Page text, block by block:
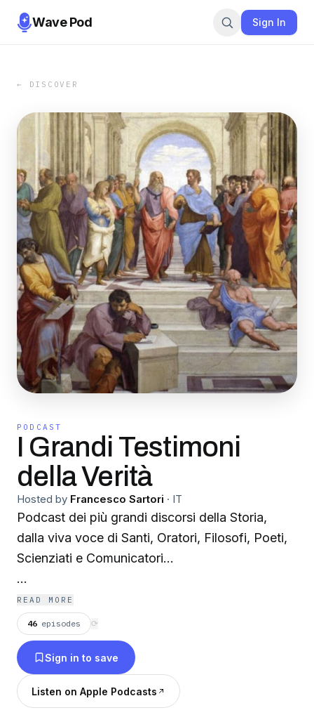
Wave Pod Sign In
← DISCOVER
PODCAST
I Grandi Testimoni
della Verità
Hosted by Francesco Sartori · IT
Podcast dei più grandi discorsi della Storia,
dalla viva voce di Santi, Oratori, Filosofi, Poeti,
Scienziati e Comunicatori...
Diventa un supporter di questo podcast:
https://www.spreaker.com/podcast/i-grandi-
testimoni-della-verita--6305990/support
READ MORE
46 episodes ⟳
Sign in to save
Listen on Apple Podcasts